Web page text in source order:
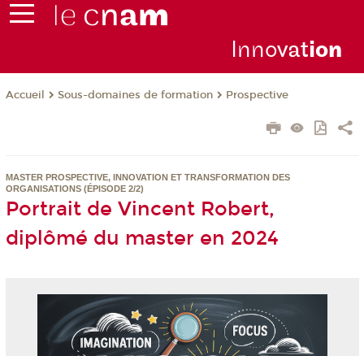
Innovation
Accueil Sous-domaines de formation Prospective
MASTER PROSPECTIVE, INNOVATION ET TRANSFORMATION DES
ORGANISATIONS (ÉPISODE 2/2)
Portrait de Vincent Robert,
diplômé du master en 2024